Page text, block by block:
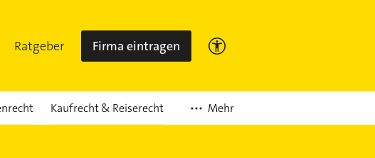
Ratgeber Firma eintragen
Kaufrecht & Reiserecht Mehr